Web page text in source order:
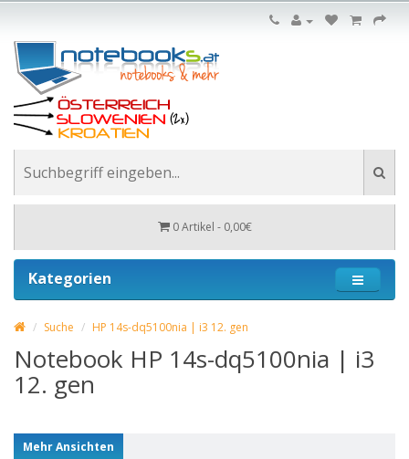
0 Artikel - 0,00€
Kategorien
Suche HP 14s-dq5100nia | i3 12. gen
Notebook HP 14s-dq5100nia | i3
12. gen
Mehr Ansichten